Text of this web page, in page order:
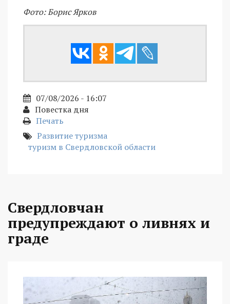
Фото: Борис Ярков
07/08/2026 - 16:07
Повестка дня
Печать
Развитие туризма
туризм в Свердловской области
Свердловчан
предупреждают о ливнях и
граде